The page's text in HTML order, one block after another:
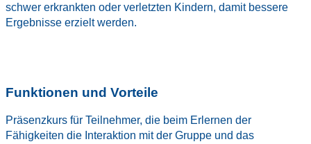
schwer erkrankten oder verletzten Kindern, damit bessere
Ergebnisse erzielt werden.
Funktionen und Vorteile
Präsenzkurs für Teilnehmer, die beim Erlernen der
Fähigkeiten die Interaktion mit der Gruppe und das